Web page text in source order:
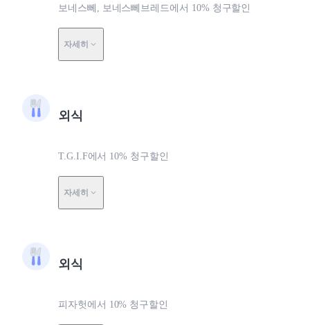
보네스뻬, 보네스뻬브레드에서 10% 청구할인
자세히
외식
T.G.I.F에서 10% 청구할인
자세히
외식
피자헛에서 10% 청구할인